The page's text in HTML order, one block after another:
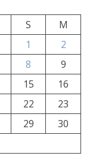
S
M
1
2
8
9
15
16
22
23
29
30